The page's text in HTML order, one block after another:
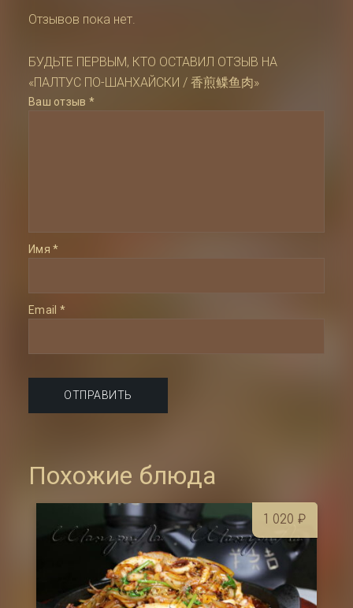
Отзывов пока нет.
БУДЬТЕ ПЕРВЫМ, КТО ОСТАВИЛ ОТЗЫВ НА
«ПАЛТУС ПО-ШАНХАЙСКИ / 香煎鲽鱼肉»
Ваш отзыв *
Имя*
Email *
Похожие блюда
1 020 ₽